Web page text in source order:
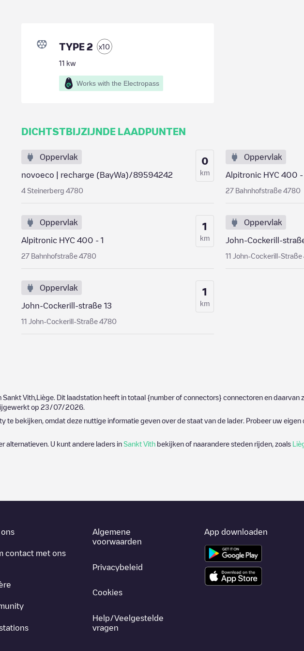
TYPE 2 x10
11 kw
Works with the Electropass
DICHTSTBIJZIJNDE LAADPUNTEN
Oppervlak
novoeco | recharge (BayWa)/89594242
4 Steinerberg 4780
0
km
Oppervlak
Alpitronic HYC 400 -
27 Bahnhofstraße 4780
Oppervlak
Alpitronic HYC 400 - 1
27 Bahnhofstraße 4780
1
km
Oppervlak
John-Cockerill-
11 John-Cockerill-
Oppervlak
John-Cockerill-straße 13
11 John-Cockerill-Straße 4780
1
km
Sankt Vith Liège . Dit laadstation heeft in totaal {number of connectors} connectoren en daarvan
op 23/07/2026
te bekijken, omdat deze nuttige informatie geven over de staat van de lader. Probeer uw
alternatieven. U kunt andere laders in Sankt Vith bekijken of naarandere steden rijden, zoals
contact met ons
Algemene
voorwaarden
Privacybeleid
Cookies
Help/Veelgestelde
vragen
App downloaden